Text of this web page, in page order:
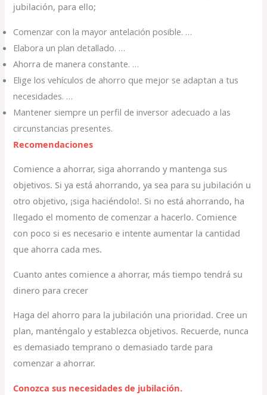
jubilación, para ello;
Comenzar con la mayor antelación posible. …
Elabora un plan detallado. …
Ahorra de manera constante. …
Elige los vehículos de ahorro que mejor se adaptan a tus
necesidades. …
Mantener siempre un perfil de inversor adecuado a las
circunstancias presentes.
Recomendaciones
Comience a ahorrar, siga ahorrando y mantenga sus
objetivos. Si ya está ahorrando, ya sea para su jubilación u
otro objetivo, ¡siga haciéndolo!. Si no está ahorrando, ha
llegado el momento de comenzar a hacerlo. Comience
con poco si es necesario e intente aumentar la cantidad
que ahorra cada mes.
Cuanto antes comience a ahorrar, más tiempo tendrá su
dinero para crecer
Haga del ahorro para la jubilación una prioridad. Cree un
plan, manténgalo y establezca objetivos. Recuerde, nunca
es demasiado temprano o demasiado tarde para
comenzar a ahorrar.
Conozca sus necesidades de jubilación.